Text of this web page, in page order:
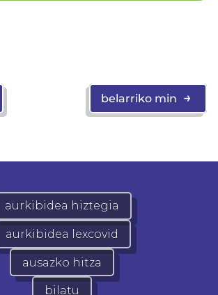
belarriko min →
aurkibidea hiztegia
aurkibidea lexcovid
ausazko hitza
bilatu